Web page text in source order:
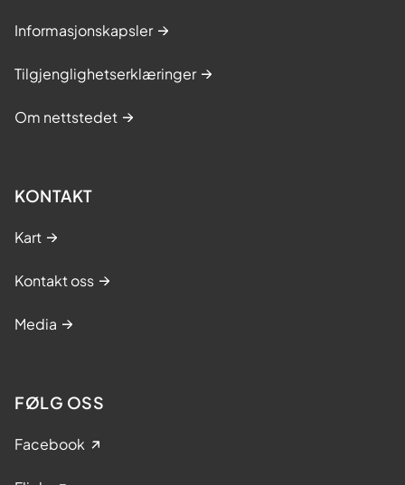
Informasjonskapsler
Tilgjenglighetserklæringer
Om nettstedet
KONTAKT
Kart
Kontakt oss
Media
FØLG OSS
Facebook